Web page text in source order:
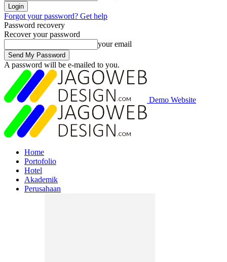
Forgot your password? Get help
Password recovery
Recover your password
your email
A password will be e-mailed to you.
Demo Website
Home
Portofolio
Hotel
Akademik
Perusahaan